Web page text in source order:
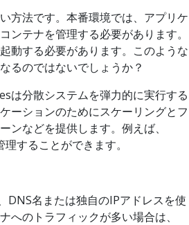
方法です。本番環境では、アプリケ
ンテナを管理する必要があります。
動する必要があります。このような
るのではないでしょうか？
は分散システムを弾力的に実行する
ーションのためにスケーリングとフ
ンなどを提供します。例えば、
することができます。
DNS名または独自のIPアドレスを使
へのトラフィックが多い場合は、